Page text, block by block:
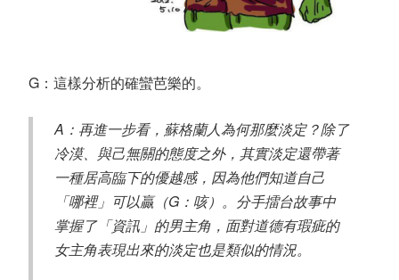
G：這樣分析的確蠻芭樂的。
A：再進一步看，蘇格蘭人為何那麼淡定？除了
冷漠、與己無關的態度之外，其實淡定還帶著
一種居高臨下的優越感，因為他們知道自己
「哪裡」可以贏（G：咳）。分手擂台故事中
掌握了「資訊」的男主角，面對道德有瑕疵的
女主角表現出來的淡定也是類似的情況。